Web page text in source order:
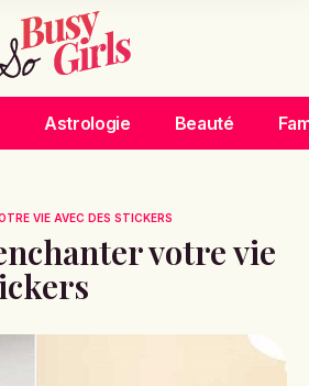
Astrologie Beauté
VIE AVEC DES STICKERS
votre vie